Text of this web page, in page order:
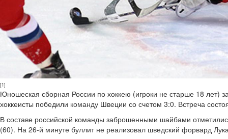
[1]
Юношеская сборная России по хоккею (игроки не старше 18 лет)
хоккеисты победили команду Швеции со счетом 3:0. Встреча
В составе российской команды заброшенными шайбами
(60). На 26-й минуте буллит не реализовал шведский форвард